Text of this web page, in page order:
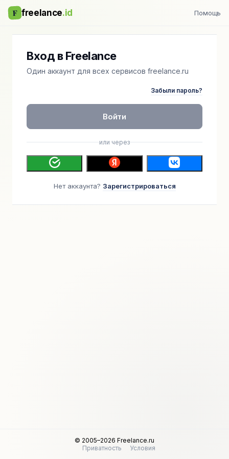
F freelance.id Помощь
Вход в Freelance
Один аккаунт для всех сервисов freelance.ru
Забыли пароль?
Войти
или через
Нет аккаунта? Зарегистрироваться
© 2005–2026 Freelance.ru
Приватность
Условия